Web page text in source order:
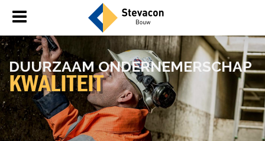
DUUR­ZAAM ON­DER­NE­MER­SCHAP
KWA­LI­TEIT